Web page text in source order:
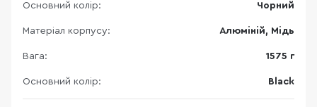
Основний колір: Чорний
Матеріал корпусу: Алюміній, Мідь
Вага: 1575 г
Основний колір: Black